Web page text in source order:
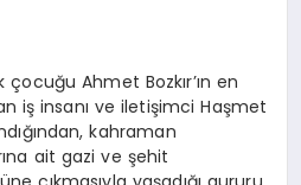
çocuğu Ahmet Bozkır’ın en
iş insanı ve iletişimci Haşmet
kahraman
ait gazi ve şehit